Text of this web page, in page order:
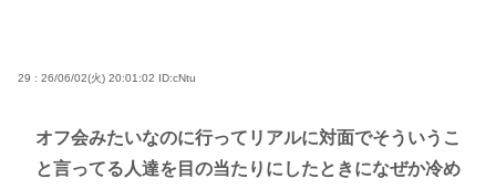
29 : 26/06/02(火) 20:01:02 ID:cNtu
オフ会みたいなのに行ってリアルに対面でそういうこ
と言ってる人達を目の当たりにしたときになぜか冷め